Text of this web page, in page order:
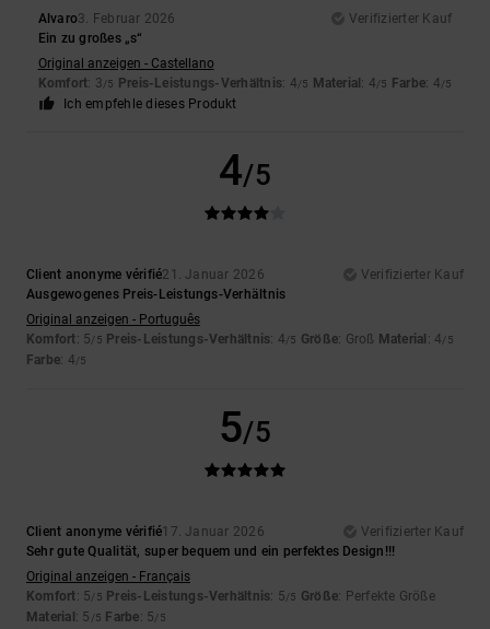
Alvaro3. Februar 2026
Verifizierter Kauf
Ein zu großes „s“
Original anzeigen - Castellano
Komfort: 3/5 Preis-Leistungs-Verhältnis: 4/5 Material : 4/5 Farbe: 4/5
Ich empfehle dieses Produkt
4/5
Client anonyme vérifié21. Januar 2026
Verifizierter Kauf
Ausgewogenes Preis-Leistungs-Verhältnis
Original anzeigen - Português
Komfort: 5/5 Preis-Leistungs-Verhältnis: 4/5 Größe: Groß Material : 4/5
Farbe: 4/5
5/5
Client anonyme vérifié17. Januar 2026
Verifizierter Kauf
Sehr gute Qualität, super bequem und ein perfektes Design!!!
Original anzeigen - Français
Komfort: 5/5 Preis-Leistungs-Verhältnis: 5/5 Größe: Perfekte Größe
Material : 5 /5 Farbe: 5/5